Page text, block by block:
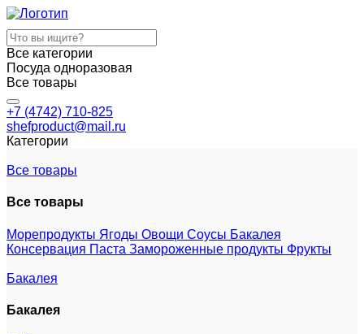
Все категории
Посуда одноразовая
Все товары
+7 (4742) 710-825
shefproduct@mail.ru
Категории
Все товары
Все товары
Морепродукты Ягоды Овощи Соусы Бакалея
Консервация Паста Замороженные продукты Фрукты
Бакалея
Бакалея